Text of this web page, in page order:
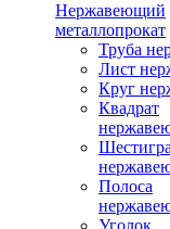
Нержавеющий
металлопрокат
Труба
Лист
Круг
Квадрат
Полоса
Уголок